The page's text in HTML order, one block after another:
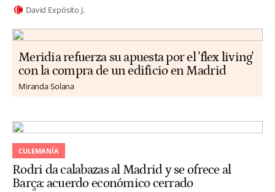
David Expósito J.
Meridia refuerza su apuesta por el 'flex living'
con la compra de un edificio en Madrid
Miranda Solana
CULEMANÍA
Rodri da calabazas al Madrid y se ofrece al
Barça: acuerdo económico cerrado